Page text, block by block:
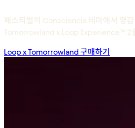
페스티벌의 Consciencia 테마에서 영감
Tomorrowland x Loop Experience™ 2
Loop x Tomorrowland 구매하기